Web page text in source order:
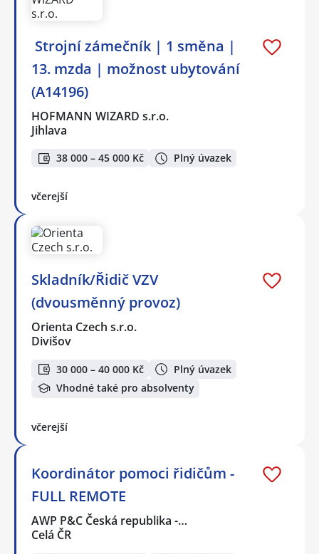
️ Strojní zámečník | 1 směna |
13. mzda | možnost ubytování
(A14196)
HOFMANN WIZARD s.r.o.
Jihlava
38 000 – 45 000 Kč Plný úvazek
včerejší
Skladník/Řidič VZV
(dvousměnný provoz)
Orienta Czech s.r.o.
Divišov
30 000 – 40 000 Kč
Plný úvazek
Vhodné také pro absolventy
včerejší
Koordinátor pomoci řidičům -
FULL REMOTE
AWP P&C Česká republika -…
Celá ČR